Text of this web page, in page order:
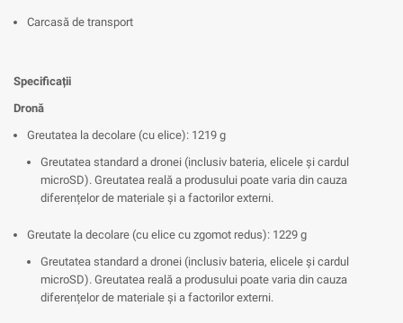
Carcasă de transport
Specificații
Dronă
Greutatea la decolare (cu elice): 1219 g
Greutatea standard a dronei (inclusiv bateria, elicele și cardul
microSD). Greutatea reală a produsului poate varia din cauza
diferențelor de materiale și a factorilor externi.
Greutate la decolare (cu elice cu zgomot redus): 1229 g
Greutatea standard a dronei (inclusiv bateria, elicele și cardul
microSD). Greutatea reală a produsului poate varia din cauza
diferențelor de materiale și a factorilor externi.